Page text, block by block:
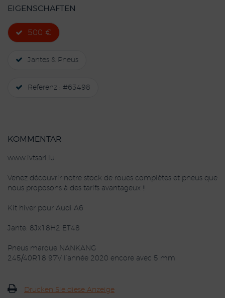
EIGENSCHAFTEN
500 €
Jantes & Pneus
Referenz : #63498
KOMMENTAR
www.ivtsarl.lu
Venez découvrir notre stock de roues complètes et pneus que
nous proposons à des tarifs avantageux !!
Kit hiver pour Audi A6
Jante: 8Jx18H2 ET48
Pneus marque NANKANG
245/40R18 97V l’année 2020 encore avec 5 mm
Drucken Sie diese Anzeige